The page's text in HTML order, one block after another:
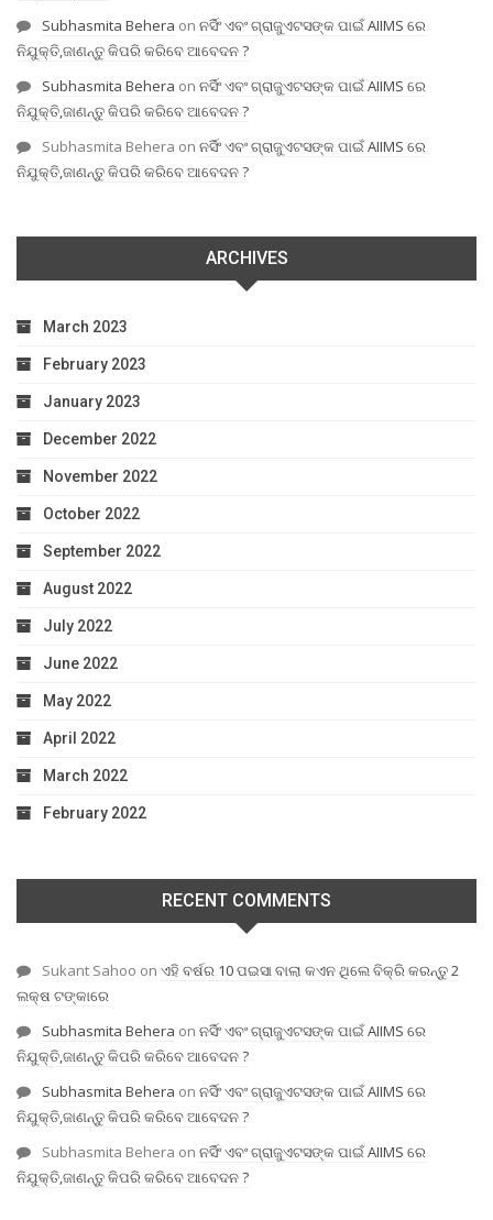
Subhasmita Behera on ନର୍ସିଂ ଏବଂ ଗ୍ରାଜୁଏଟସଙ୍କ ପାଇଁ AIIMS ରେ
ନିଯୁକ୍ତି,ଜାଣନ୍ତୁ କିପରି କରିବେ ଆବେଦନ ?
Subhasmita Behera on ନର୍ସିଂ ଏବଂ ଗ୍ରାଜୁଏଟସଙ୍କ ପାଇଁ AIIMS ରେ
ନିଯୁକ୍ତି,ଜାଣନ୍ତୁ କିପରି କରିବେ ଆବେଦନ ?
Subhasmita Behera on ନର୍ସିଂ ଏବଂ ଗ୍ରାଜୁଏଟସଙ୍କ ପାଇଁ AIIMS ରେ
ନିଯୁକ୍ତି,ଜାଣନ୍ତୁ କିପରି କରିବେ ଆବେଦନ ?
ARCHIVES
March 2023
February 2023
January 2023
December 2022
November 2022
October 2022
September 2022
August 2022
July 2022
June 2022
May 2022
April 2022
March 2022
February 2022
RECENT COMMENTS
Sukant Sahoo on ଏହି ବର୍ଷର 10 ପଇସା ବାଲା କଏନ ଥିଲେ ବିକ୍ରି କରନ୍ତୁ 2
ଲକ୍ଷ ଟଙ୍କାରେ
Subhasmita Behera on ନର୍ସିଂ ଏବଂ ଗ୍ରାଜୁଏଟସଙ୍କ ପାଇଁ AIIMS ରେ
ନିଯୁକ୍ତି,ଜାଣନ୍ତୁ କିପରି କରିବେ ଆବେଦନ ?
Subhasmita Behera on ନର୍ସିଂ ଏବଂ ଗ୍ରାଜୁଏଟସଙ୍କ ପାଇଁ AIIMS ରେ
ନିଯୁକ୍ତି,ଜାଣନ୍ତୁ କିପରି କରିବେ ଆବେଦନ ?
Subhasmita Behera on ନର୍ସିଂ ଏବଂ ଗ୍ରାଜୁଏଟସଙ୍କ ପାଇଁ AIIMS ରେ
ନିଯୁକ୍ତି,ଜାଣନ୍ତୁ କିପରି କରିବେ ଆବେଦନ ?